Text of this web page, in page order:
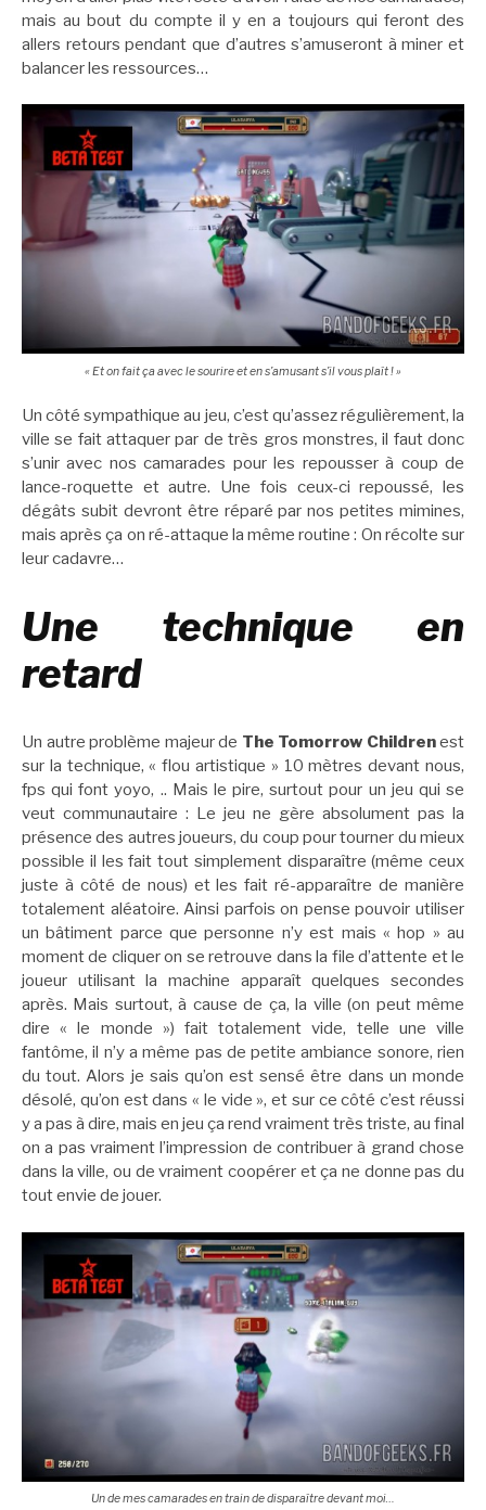
mais au bout du compte il y en a toujours qui feront des
allers retours pendant que d’autres s’amuseront à miner et
balancer les ressources…
« Et on fait ça avec le sourire et en s’amusant s’il vous plaît ! »
Un côté sympathique au jeu, c’est qu’assez régulièrement, la
ville se fait attaquer par de très gros monstres, il faut donc
s’unir avec nos camarades pour les repousser à coup de
lance-roquette et autre. Une fois ceux-ci repoussé, les
dégâts subit devront être réparé par nos petites mimines,
mais après ça on ré-attaque la même routine : On récolte sur
leur cadavre…
Une technique en
retard
Un autre problème majeur de The Tomorrow Childrenest
sur la technique, « flou artistique » 10 mètres devant nous,
fps qui font yoyo, .. Mais le pire, surtout pour un jeu qui se
veut communautaire : Le jeu ne gère absolument pas la
présence des autres joueurs, du coup pour tourner du mieux
possible il les fait tout simplement disparaître (même ceux
juste à côté de nous) et les fait ré-apparaître de manière
totalement aléatoire. Ainsi parfois on pense pouvoir utiliser
un bâtiment parce que personne n’y est mais « hop » au
moment de cliquer on se retrouve dans la file d’attente et le
joueur utilisant la machine apparaît quelques secondes
après. Mais surtout, à cause de ça, la ville (on peut même
dire « le monde ») fait totalement vide, telle une ville
fantôme, il n’y a même pas de petite ambiance sonore, rien
du tout. Alors je sais qu’on est sensé être dans un monde
désolé, qu’on est dans « le vide », et sur ce côté c’est réussi
y a pas à dire, mais en jeu ça rend vraiment très triste, au final
on a pas vraiment l’impression de contribuer à grand chose
dans la ville, ou de vraiment coopérer et ça ne donne pas du
tout envie de jouer.
Un de mes camarades en train de disparaître devant moi…